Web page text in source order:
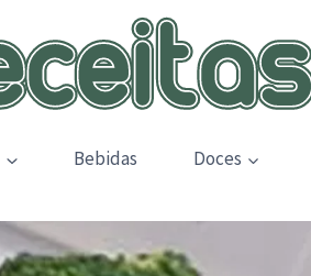
Bebidas Doces